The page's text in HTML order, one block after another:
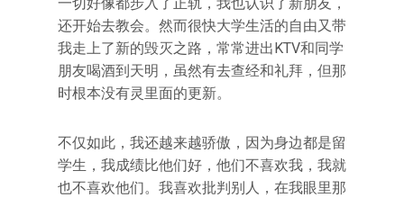
还开始去教会。然而很快大学生活的自由又带
我走上了新的毁灭之路，常常进出KTV和同学
朋友喝酒到天明，虽然有去查经和礼拜，但那
时根本没有灵里面的更新。
不仅如此，我还越来越骄傲，因为身边都是留
学生，我成绩比他们好，他们不喜欢我，我就
也不喜欢他们。我喜欢批判别人，在我眼里那